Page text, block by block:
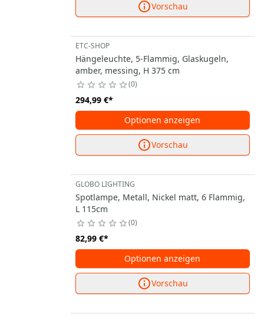
Vorschau
ETC-SHOP
Hängeleuchte, 5-Flammig, Glaskugeln,
amber, messing, H 375 cm
0
294,99 €*
Optionen anzeigen
Vorschau
GLOBO LIGHTING
Spotlampe, Metall, Nickel matt, 6 Flammig,
L 115cm
0
82,99 €*
Optionen anzeigen
Vorschau